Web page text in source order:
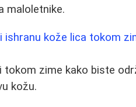
maloletnike.
ishranu kože lica tokom
zime kako biste
kožu.